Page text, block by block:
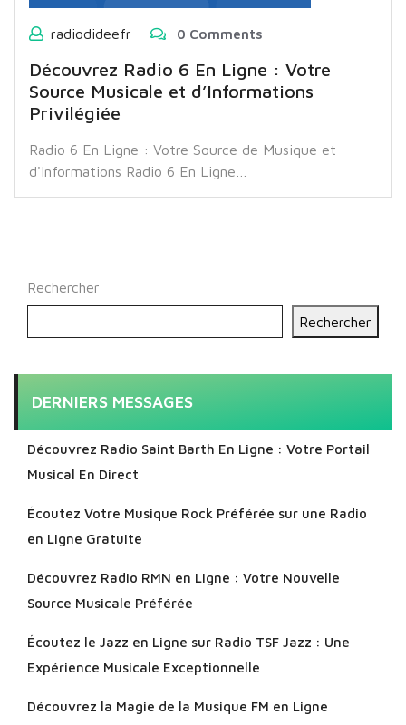
radiodideefr 0 Comments
Découvrez Radio 6 En Ligne : Votre
Source Musicale et d’Informations
Privilégiée
Radio 6 En Ligne : Votre Source de Musique et
d'Informations Radio 6 En Ligne…
Rechercher
Rechercher
DERNIERS MESSAGES
Découvrez Radio Saint Barth En Ligne : Votre Portail
Musical En Direct
Écoutez Votre Musique Rock Préférée sur une Radio
en Ligne Gratuite
Découvrez Radio RMN en Ligne : Votre Nouvelle
Source Musicale Préférée
Écoutez le Jazz en Ligne sur Radio TSF Jazz : Une
Expérience Musicale Exceptionnelle
Découvrez la Magie de la Musique FM en Ligne